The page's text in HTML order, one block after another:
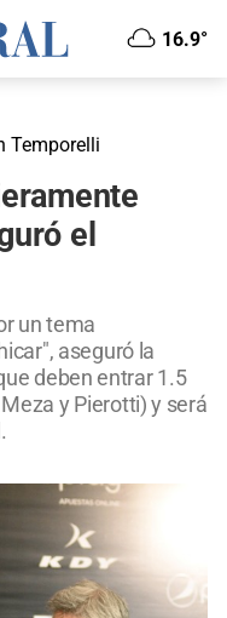
16.9°
Temporelli
el
un tema
aseguró la
deben entrar 1.5
y Pierotti) y será